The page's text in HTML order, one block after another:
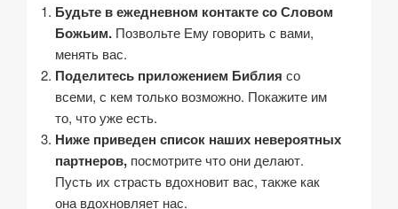
Будьте в ежедневном контакте со Словом
Божьим. Позвольте Ему говорить с вами,
менять вас.
Поделитесь приложением Библия со
всеми, с кем только возможно. Покажите им
то, что уже есть.
Ниже приведен список наших невероятных
партнеров, посмотрите что они делают.
Пусть их страсть вдохновит вас, также как
она вдохновляет нас.